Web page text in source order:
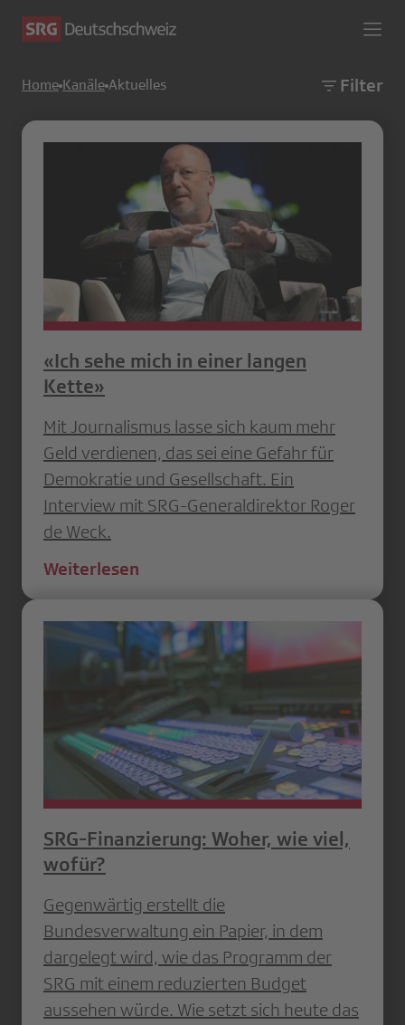
Home Kanäle Aktuelles Filter
«Ich sehe mich in einer langen
Kette»
Mit Journalismus lasse sich kaum mehr
Geld verdienen, das sei eine Gefahr für
Demokratie und Gesellschaft. Ein
Interview mit SRG-Generaldirektor Roger
de Weck.
Weiterlesen
SRG-Finanzierung: Woher, wie viel,
wofür?
Gegenwärtig erstellt die
Bundesverwaltung ein Papier, in dem
dargelegt wird, wie das Programm der
SRG mit einem reduzierten Budget
aussehen würde. Wie setzt sich heute das